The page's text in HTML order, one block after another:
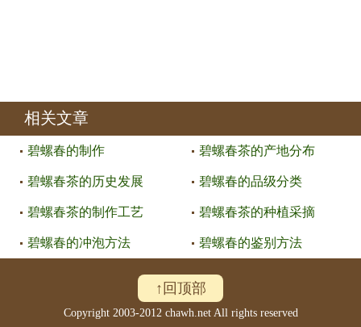
相关文章
碧螺春的制作 碧螺春茶的产地分布
碧螺春茶的历史发展 碧螺春的品级分类
碧螺春茶的制作工艺 碧螺春茶的种植采摘
碧螺春的冲泡方法 碧螺春的鉴别方法
↑回顶部
Copyright 2003-2012 chawh.net All rights reserved